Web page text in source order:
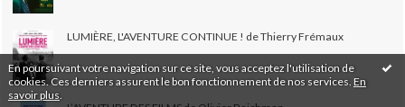
En poursuivant votre navigation sur ce site, vous acceptez l'utilisation de
cookies. Ces derniers assurent le bon fonctionnement de nos services. En
savoir plus
LUMIÈRE, L'AVENTURE CONTINUE ! de Thierry Frémaux